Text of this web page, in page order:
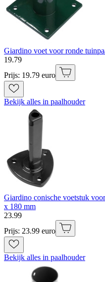
Giardino voet voor ronde
19.79
Prijs: 19.79 euro
Bekijk alles in paalhouder
Giardino conische voetstuk
x 180 mm
23.99
Prijs: 23.99 euro
Bekijk alles in paalhouder